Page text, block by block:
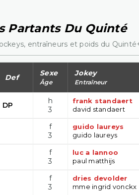
Partants Du Quinté
entraîneurs et poids du
Def Sexe
Âge
Jokey
Entraîneur
DP
h
3
frank standaert
david standaert
f
3
guido laureys
guido laureys
f
3
luc a lannoo
paul matthijs
f
3
dries devolder
mme ingrid vonckx